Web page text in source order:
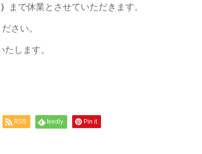
まで休業とさせていただきます。
さい。
します。
RSS feedly Pin it